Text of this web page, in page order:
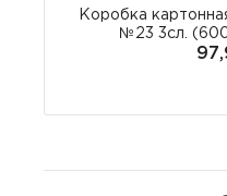
Коробка
№23 3сл.